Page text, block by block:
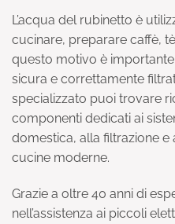
L’acqua del rubinetto è
cucinare, preparare caffè,
questo motivo è
sicura e correttamente
specializzato puoi trovare
componenti dedicati ai
domestica, alla filtrazione
cucine moderne.
Grazie a oltre 40 anni di
nell’assistenza ai piccoli